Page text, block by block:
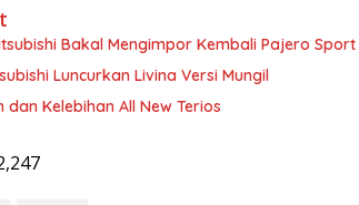
Bakal Mengimpor Kembali Pajero Sport
Luncurkan Livina Versi Mungil
dan Kelebihan All New Terios